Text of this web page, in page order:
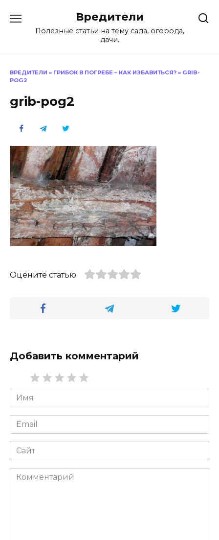
содержанию
Вредители
Полезные статьи на тему сада, огорода,
дачи.
ВРЕДИТЕЛИ » ГРИБОК В ПОГРЕБЕ ‒ КАК ИЗБАВИТЬСЯ? » GRIB-
POG2
grib-pog2
Оцените статью
Добавить комментарий
Имя
*
Email
*
Сайт
Комментарий